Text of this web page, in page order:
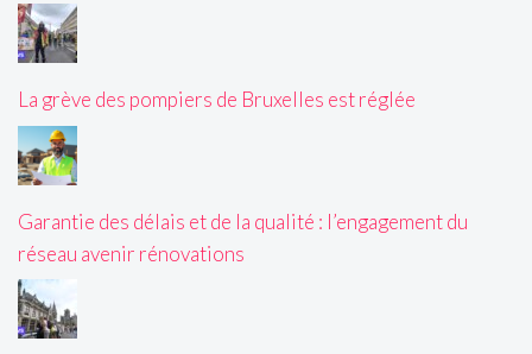
La grève des pompiers de Bruxelles est réglée
Garantie des délais et de la qualité : l’engagement du
réseau avenir rénovations